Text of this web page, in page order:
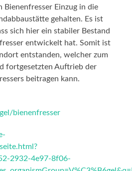
Bienenfresser Einzug in die
gehalten. Es ist
sich hier ein stabiler Bestand
entwickelt hat. Somit ist
entstanden, welcher zum
fortgesetzten Auftrieb der
beitragen kann.
bienenfresser
2932-4e97-8f06-